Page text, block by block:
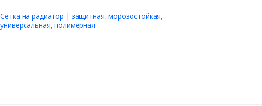
Cетка на радиатор | защитная, морозостойкая,
универсальная, полимерная